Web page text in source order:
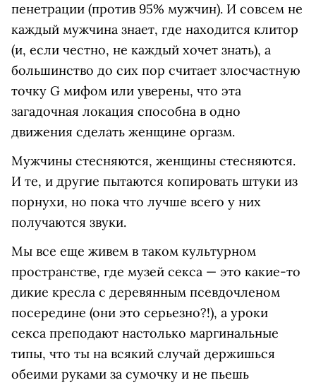
пенетрации (против 95% мужчин). И совсем не
каждый мужчина знает, где находится клитор
(и, если честно, не каждый хочет знать), а
большинство до сих пор считает злосчастную
точку G мифом или уверены, что эта
загадочная локация способна в одно
движения сделать женщине оргазм.
Мужчины стесняются, женщины стесняются.
И те, и другие пытаются копировать штуки из
порнухи, но пока что лучше всего у них
получаются звуки.
Мы все еще живем в таком культурном
пространстве, где музей секса — это какие-то
дикие кресла с деревянным псевдочленом
посередине (они это серьезно?!), а уроки
секса преподают настолько маргинальные
типы, что ты на всякий случай держишься
обеими руками за сумочку и не пьешь